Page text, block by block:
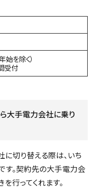
始を除く）
受付
大手電力会社に乗り
切り替える際は、いち
。契約先の大手電力会
行ってくれます。